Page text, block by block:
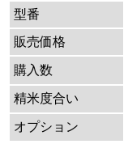
型番
販売価格
購入数
精米度合い
オプション